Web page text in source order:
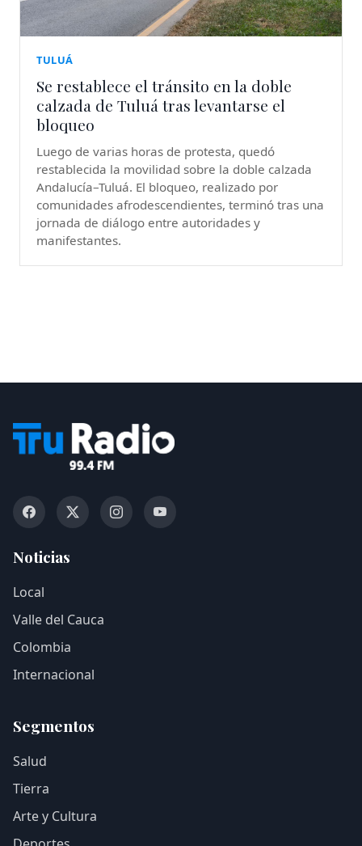
TULUÁ
Se restablece el tránsito en la doble
calzada de Tuluá tras levantarse el
bloqueo
Luego de varias horas de protesta, quedó
restablecida la movilidad sobre la doble calzada
Andalucía–Tuluá. El bloqueo, realizado por
comunidades afrodescendientes, terminó tras una
jornada de diálogo entre autoridades y
manifestantes.
Noticias
Local
Valle del Cauca
Colombia
Internacional
Segmentos
Salud
Tierra
Arte y Cultura